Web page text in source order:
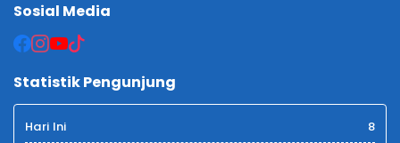
Sosial Media
Statistik Pengunjung
Hari Ini 8